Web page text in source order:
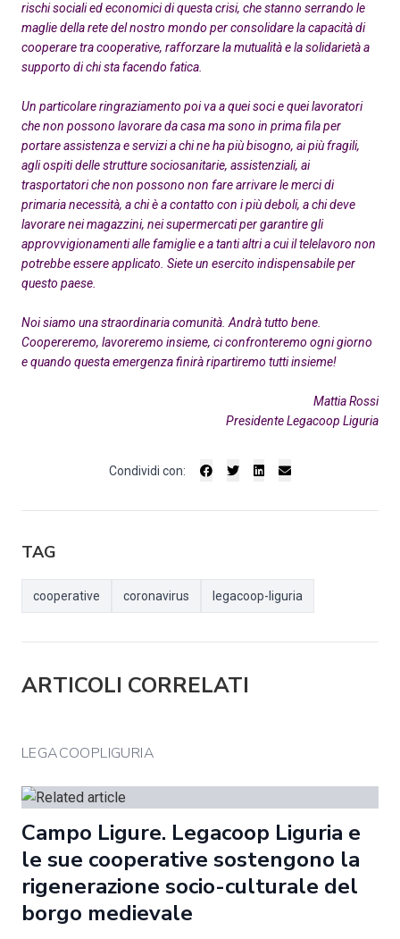
rischi sociali ed economici di questa crisi, che stanno serrando le
maglie della rete del nostro mondo per consolidare la capacità di
cooperare tra cooperative, rafforzare la mutualità e la solidarietà a
supporto di chi sta facendo fatica.
Un particolare ringraziamento poi va a quei soci e quei lavoratori
che non possono lavorare da casa ma sono in prima fila per
portare assistenza e servizi a chi ne ha più bisogno, ai più fragili,
agli ospiti delle strutture sociosanitarie, assistenziali, ai
trasportatori che non possono non fare arrivare le merci di
primaria necessità, a chi è a contatto con i più deboli, a chi deve
lavorare nei magazzini, nei supermercati per garantire gli
approvvigionamenti alle famiglie e a tanti altri a cui il telelavoro non
potrebbe essere applicato. Siete un esercito indispensabile per
questo paese.
Noi siamo una straordinaria comunità. Andrà tutto bene.
Coopereremo, lavoreremo insieme, ci confronteremo ogni giorno
e quando questa emergenza finirà ripartiremo tutti insieme!
Mattia Rossi
Presidente Legacoop Liguria
Condividi con:
TAG
cooperative coronavirus legacoop-liguria
ARTICOLI CORRELATI
LEGACOOPLIGURIA
Campo Ligure. Legacoop Liguria e
le sue cooperative sostengono la
rigenerazione socio-culturale del
borgo medievale